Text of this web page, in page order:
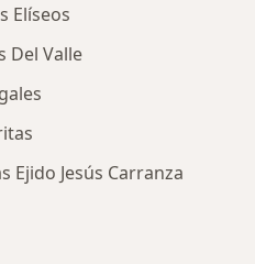
Elíseos
Del Valle
Ejido Jesús Carranza